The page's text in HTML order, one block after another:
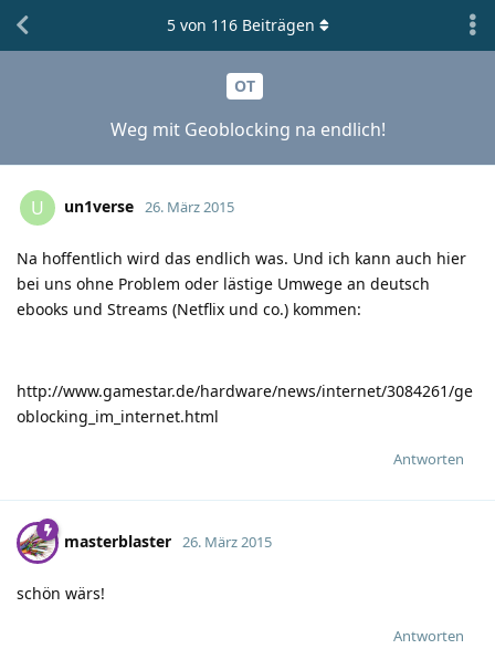
OT
Weg mit Geoblocking na endlich!
5von 116Beiträgen
U un1verse 26. März 2015
Na hoffentlich wird das endlich was. Und ich kann auch hier
bei uns ohne Problem oder lästige Umwege an deutsch
ebooks und Streams (Netflix und co.) kommen:
http://www.gamestar.de/hardware/news/internet/3084261/ge
oblocking_im_internet.html
Antworten
masterblaster 26. März 2015
schön wärs!
Antworten